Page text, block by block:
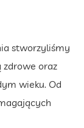
stworzyliśmy
zdrowe oraz
wieku. Od